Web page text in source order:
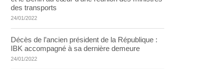
des transports
24/01/2022
Décès de l’ancien président de la République :
IBK accompagné à sa dernière demeure
24/01/2022